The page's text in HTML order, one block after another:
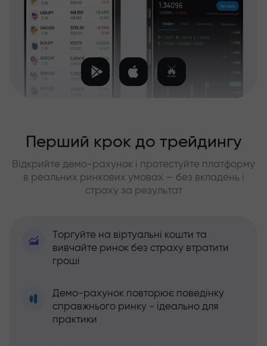
Перший крок до трейдингу
Відкрийте демо-рахунок і протестуйте платформу
в реальних ринкових умовах — без вкладень і
страху за результат
Торгуйте на віртуальні кошти та
вивчайте ринок без страху втратити
гроші
Демо-рахунок повторює поведінку
справжнього ринку - ідеально для
практики